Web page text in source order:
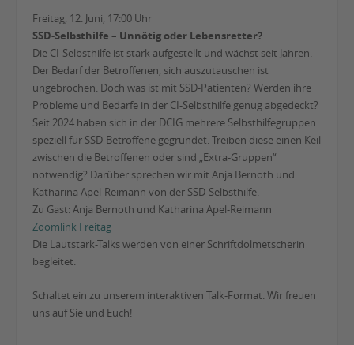
Freitag, 12. Juni, 17:00 Uhr
SSD-Selbsthilfe – Unnötig oder Lebensretter?
Die CI-Selbsthilfe ist stark aufgestellt und wächst seit Jahren.
Der Bedarf der Betroffenen, sich auszutauschen ist
ungebrochen. Doch was ist mit SSD-Patienten? Werden ihre
Probleme und Bedarfe in der CI-Selbsthilfe genug abgedeckt?
Seit 2024 haben sich in der DCIG mehrere Selbsthilfegruppen
speziell für SSD-Betroffene gegründet. Treiben diese einen Keil
zwischen die Betroffenen oder sind „Extra-Gruppen“
notwendig? Darüber sprechen wir mit Anja Bernoth und
Katharina Apel-Reimann von der SSD-Selbsthilfe.
Zu Gast: Anja Bernoth und Katharina Apel-Reimann
Zoomlink Freitag
Die Lautstark-Talks werden von einer Schriftdolmetscherin
begleitet.
Schaltet ein zu unserem interaktiven Talk-Format. Wir freuen
uns auf Sie und Euch!